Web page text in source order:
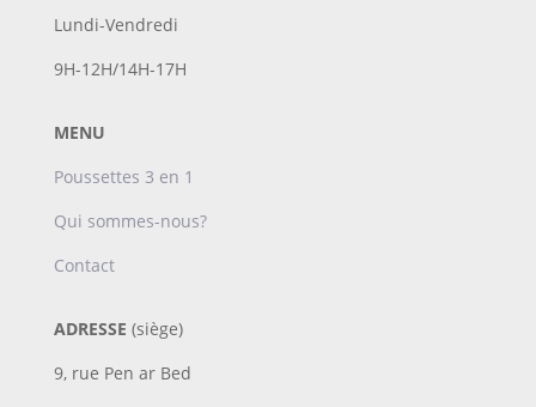
Lundi-Vendredi
9H-12H/14H-17H
MENU
Poussettes 3 en 1
Qui sommes-nous?
Contact
ADRESSE (siège)
9, rue Pen ar Bed